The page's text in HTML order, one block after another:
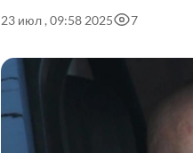
23 июл , 09:58 2025 7